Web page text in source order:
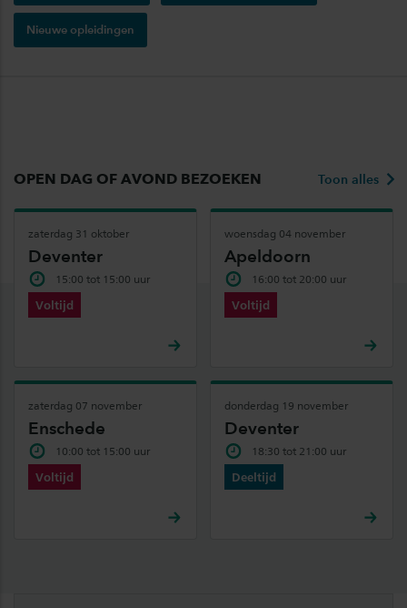
Nieuwe opleidingen
OPEN DAG OF AVOND BEZOEKEN Toon alles
zaterdag 31 oktober
Deventer
15:00 tot 15:00 uur
Voltijd
woensdag 04 november
Apeldoorn
16:00 tot 20:00 uur
Voltijd
zaterdag 07 november
Enschede
10:00 tot 15:00 uur
Voltijd
donderdag 19 november
Deventer
18:30 tot 21:00 uur
Deeltijd